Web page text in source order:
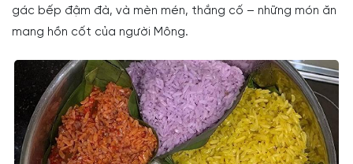
gác bếp đậm đà, và mèn mén, thắng cố – những món ăn
mang hồn cốt của người Mông.